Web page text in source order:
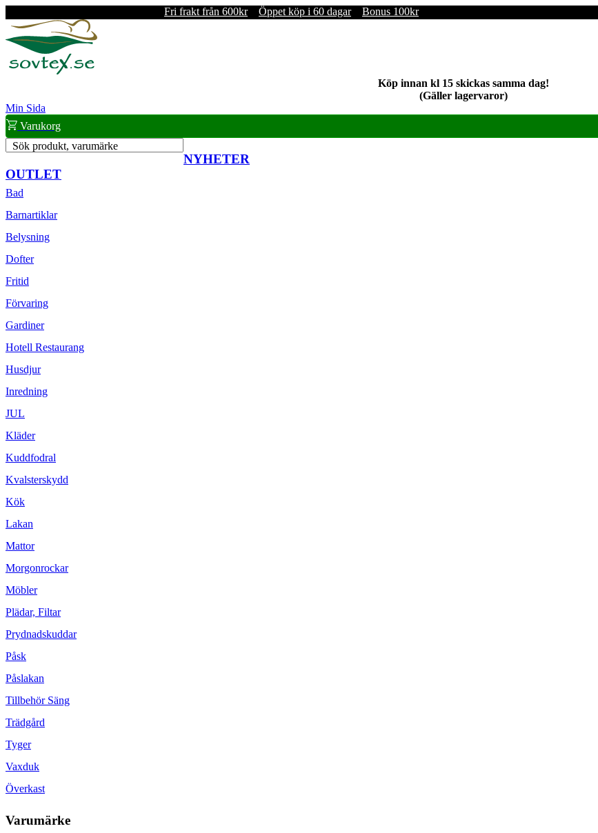
Fri frakt från 600kr Öppet köp i 60 dagar Bonus 100kr
Köp innan kl 15 skickas samma dag!
(Gäller lagervaror)
Min Sida
Varukorg
Sök produkt, varumärke
NYHETER
OUTLET
Bad
Barnartiklar
Belysning
Dofter
Fritid
Förvaring
Gardiner
Hotell Restaurang
Husdjur
Inredning
JUL
Kläder
Kuddfodral
Kvalsterskydd
Kök
Lakan
Mattor
Morgonrockar
Möbler
Plädar, Filtar
Prydnadskuddar
Påsk
Påslakan
Tillbehör Säng
Trädgård
Tyger
Vaxduk
Överkast
Varumärke